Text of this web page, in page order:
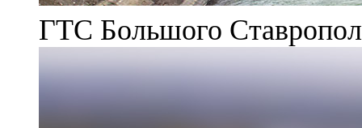
ГТС Большого